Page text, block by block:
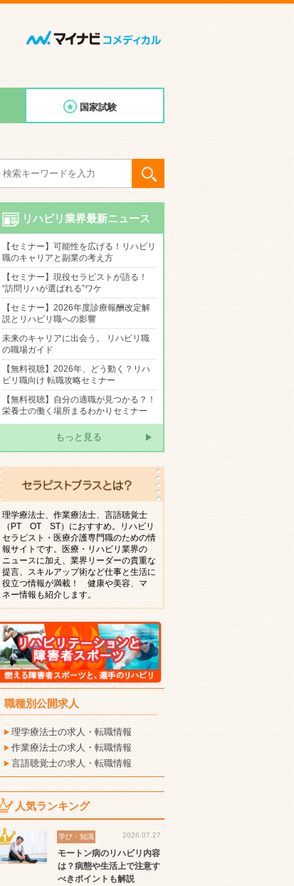
国家試験
世の中の需要の高まりとと
もに増加傾向の「介護施
設」求人をご紹介！
ワークライフバランス重視
派の方へ！なぜ120日が基
準？数え方も解説
リハビリ業界最新ニュース
【セミナー】可能性を広げる！リハビリ
職のキャリアと副業の考え方
【セミナー】現役セラピストが語る！
“訪問リハが選ばれる”ワケ
【セミナー】2026年度診療報酬改定解
説とリハビリ職への影響
未来のキャリアに出会う。 リハビリ職
の職場ガイド
【無料視聴】2026年、どう動く？リハ
ビリ職向け 転職攻略セミナー
【無料視聴】自分の適職が見つかる？！
栄養士の働く場所まるわかりセミナー
もっと見る
理学療法士、作業療法士、言語聴覚士
（PT OT ST）におすすめ。リハビリ
セラピスト・医療介護専門職のための情
報サイトです。医療・リハビリ業界の
ニュースに加え、業界リーダーの貴重な
提言、スキルアップ術など仕事と生活に
役立つ情報が満載！ 健康や美容、マ
ネー情報も紹介します。
職種別公開求人
理学療法士の求人・転職情報
作業療法士の求人・転職情報
言語聴覚士の求人・転職情報
人気ランキング
学び・知識 2026.07.27
モートン病のリハビリ内容
は？病態や生活上で注意す
べきポイントも解説